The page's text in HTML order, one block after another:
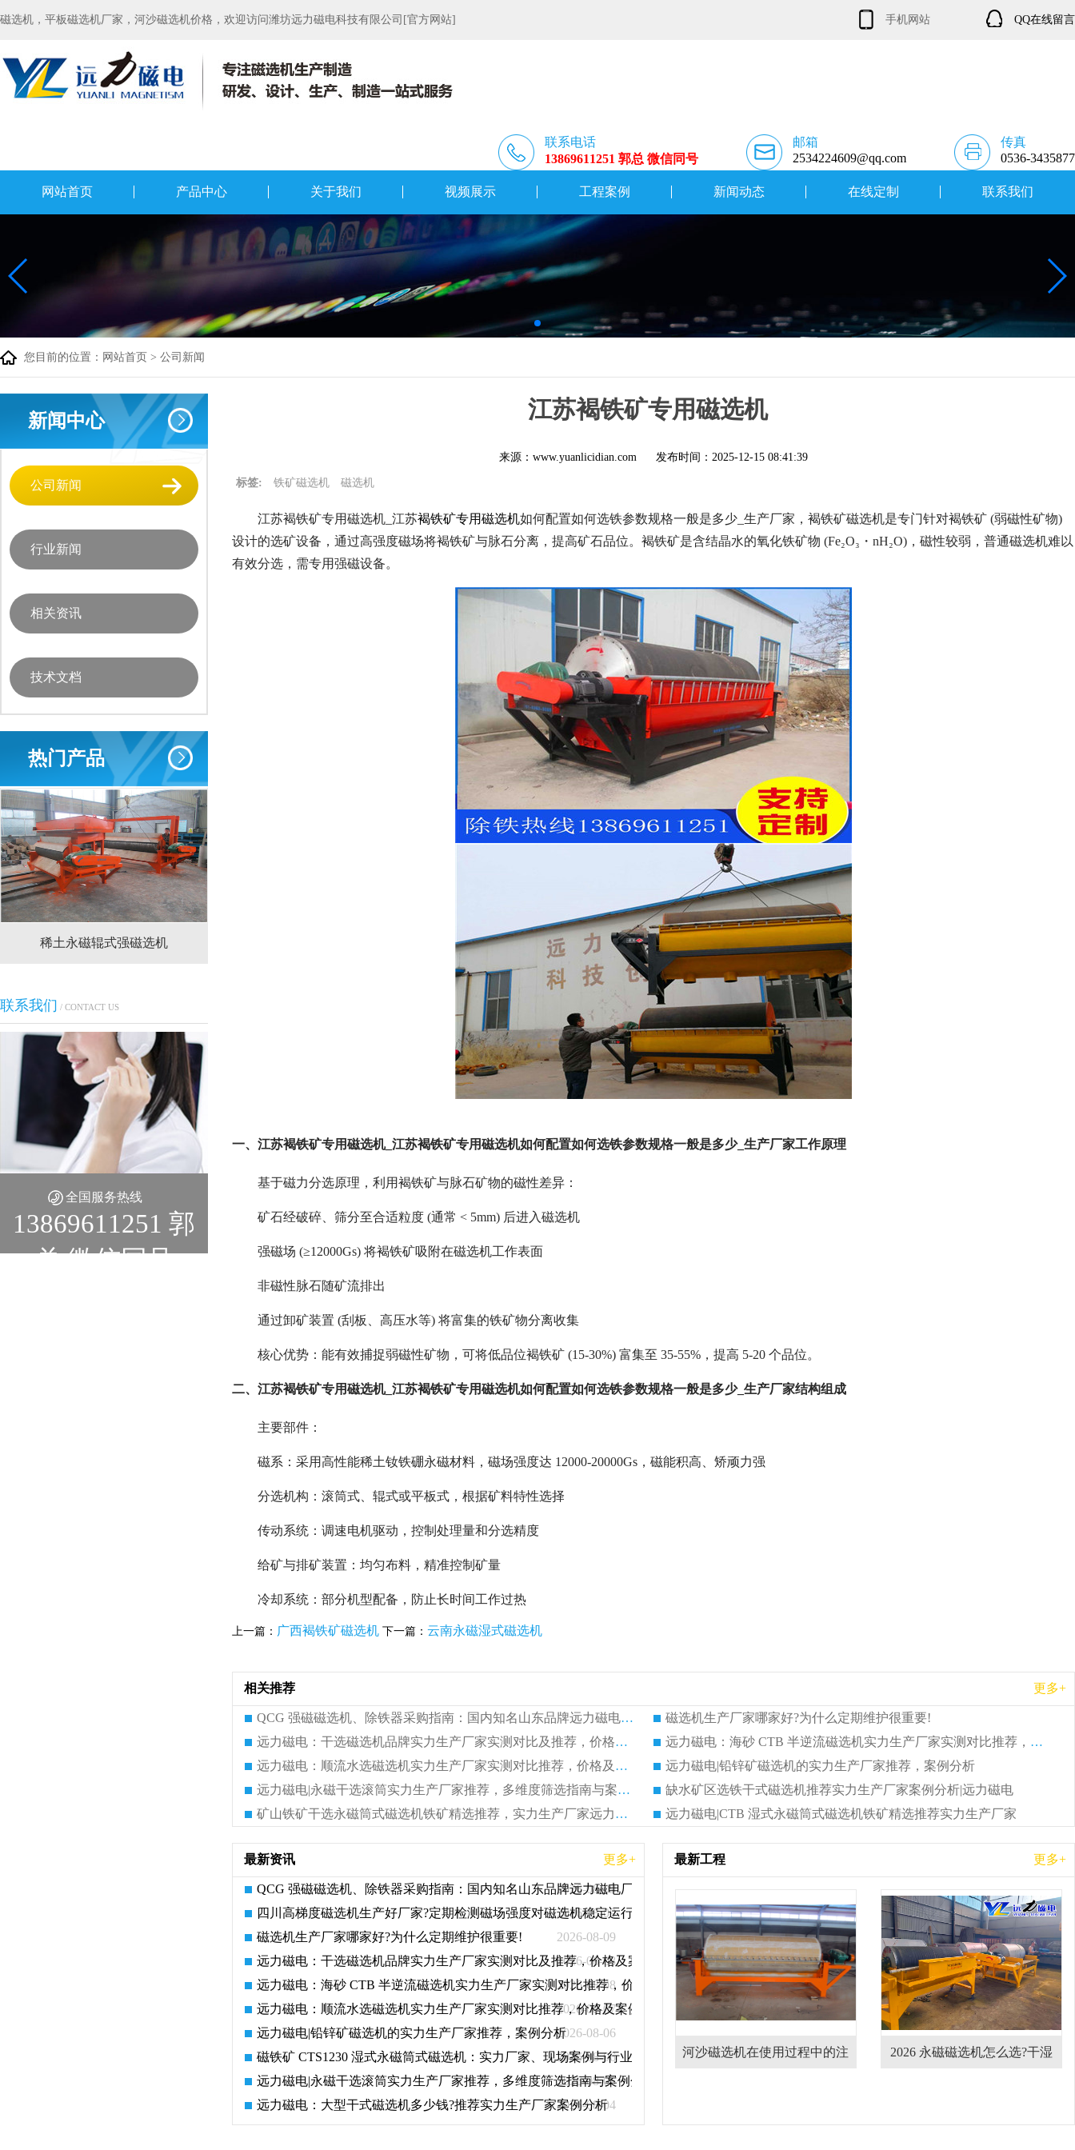
磁选机，平板磁选机厂家，河沙磁选机价格，欢迎访问潍坊远力磁电科技有限公司[官方网站] 手机网站 QQ在线留言
联系电话
13869611251 郭总 微信同号
邮箱
2534224609@qq.com
传真
0536-3435877
网站首页 产品中心 关于我们 视频展示 工程案例 新闻动态 在线定制 联系我们
您目前的位置： 网站首页 > 公司新闻
新闻中心
公司新闻
行业新闻
相关资讯
技术文档
热门产品
稀土永磁辊式强磁选机 河沙磁选机工作原理 平板磁选机品牌
联系我们 / CONTACT US
全国服务热线
13869611251 郭
总 微信同号
江苏褐铁矿专用磁选机
来源：www.yuanlicidian.com 发布时间： 2025-12-15 08:41:39
标签: 铁矿磁选机 磁选机
江苏褐铁矿专用磁选机_江苏褐铁矿专用磁选机如何配置如何选铁参数规格一般是多少_生产厂家，褐铁矿磁选机是专门针对褐铁矿 (弱磁性矿物)
设计的选矿设备，通过高强度磁场将褐铁矿与脉石分离，提高矿石品位。褐铁矿是含结晶水的氧化铁矿物 (Fe₂O₃・nH₂O)，磁性较弱，普通磁选机难以
有效分选，需专用强磁设备。
一、江苏褐铁矿专用磁选机_江苏褐铁矿专用磁选机如何配置如何选铁参数规格一般是多少_生产厂家工作原理
基于磁力分选原理，利用褐铁矿与脉石矿物的磁性差异：
矿石经破碎、筛分至合适粒度 (通常 < 5mm) 后进入磁选机
强磁场 (≥12000Gs) 将褐铁矿吸附在磁选机工作表面
非磁性脉石随矿流排出
通过卸矿装置 (刮板、高压水等) 将富集的铁矿物分离收集
核心优势：能有效捕捉弱磁性矿物，可将低品位褐铁矿 (15-30%) 富集至 35-55%，提高 5-20 个品位。
二、江苏褐铁矿专用磁选机_江苏褐铁矿专用磁选机如何配置如何选铁参数规格一般是多少_生产厂家结构组成
主要部件：
磁系：采用高性能稀土钕铁硼永磁材料，磁场强度达 12000-20000Gs，磁能积高、矫顽力强
分选机构：滚筒式、辊式或平板式，根据矿料特性选择
传动系统：调速电机驱动，控制处理量和分选精度
给矿与排矿装置：均匀布料，精准控制矿量
冷却系统：部分机型配备，防止长时间工作过热
上一篇： 广西褐铁矿磁选机 下一篇： 云南永磁湿式磁选机
相关推荐 更多+
QCG 强磁磁选机、除铁器采购指南：国内知名山东品牌远力磁电厂家推荐
磁选机生产厂家哪家好?为什么定期维护很重要!
远力磁电：干选磁选机品牌实力生产厂家实测对比及推荐，价格及案例分析
远力磁电：海砂 CTB 半逆流磁选机实力生产厂家实测对比推荐，价格及案例分析
远力磁电：顺流水选磁选机实力生产厂家实测对比推荐，价格及案例分析
远力磁电|铅锌矿磁选机的实力生产厂家推荐，案例分析
远力磁电|永磁干选滚筒实力生产厂家推荐，多维度筛选指南与案例分析
缺水矿区选铁干式磁选机推荐实力生产厂家案例分析|远力磁电
矿山铁矿干选永磁筒式磁选机铁矿精选推荐，实力生产厂家远力磁电现场案例分享
远力磁电|CTB 湿式永磁筒式磁选机铁矿精选推荐实力生产厂家
最新资讯 更多+
2026-08-09
QCG 强磁磁选机、除铁器采购指南：国内知名山东品牌远力磁电厂家推荐
2026-08-09
四川高梯度磁选机生产好厂家?定期检测磁场强度对磁选机稳定运行重要在哪?
2026-08-09
磁选机生产厂家哪家好?为什么定期维护很重要!
2026-08-08
远力磁电：干选磁选机品牌实力生产厂家实测对比及推荐，价格及案例分析
2026-08-08
远力磁电：海砂 CTB 半逆流磁选机实力生产厂家实测对比推荐，价格及案例分析
2026-08-07
远力磁电：顺流水选磁选机实力生产厂家实测对比推荐，价格及案例分析
2026-08-06
远力磁电|铅锌矿磁选机的实力生产厂家推荐，案例分析
2026-08-06
磁铁矿 CTS1230 湿式永磁筒式磁选机：实力厂家、现场案例与行业参考
2026-08-05
远力磁电|永磁干选滚筒实力生产厂家推荐，多维度筛选指南与案例分析
2026-08-04
远力磁电：大型干式磁选机多少钱?推荐实力生产厂家案例分析
最新工程 更多+
平板磁选机胶带那里有 平板磁选机做什么用,主要用在
什么物料上
河沙磁选机在使用过程中的注 2026 永磁磁选机怎么选?干湿